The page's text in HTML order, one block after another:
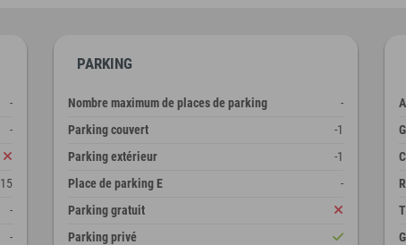
-
-
15
-
-
PARKING
Nombre maximum de places de parking
-
Parking couvert
-1
Parking extérieur
-1
Place de parking E
-
Parking gratuit
Parking privé